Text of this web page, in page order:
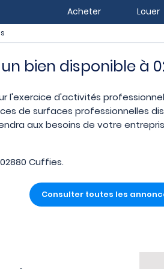
Acheter Louer
bien disponible à
l'exercice d'activités
de surfaces professionnelles
aux besoins de votre
Cuffies.
Consulter toutes les